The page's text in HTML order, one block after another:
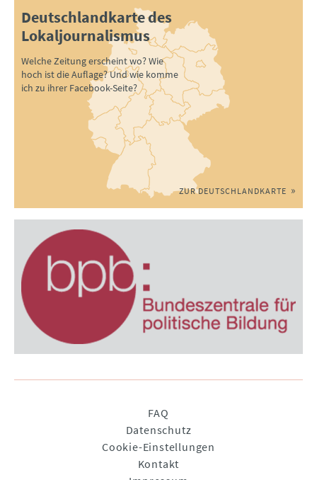
Deutschlandkarte des
Lokaljournalismus
Welche Zeitung erscheint wo? Wie
hoch ist die Auflage? Und wie komme
ich zu ihrer Facebook-Seite?
ZUR DEUTSCHLANDKARTE
FAQ
Datenschutz
Cookie-Einstellungen
Kontakt